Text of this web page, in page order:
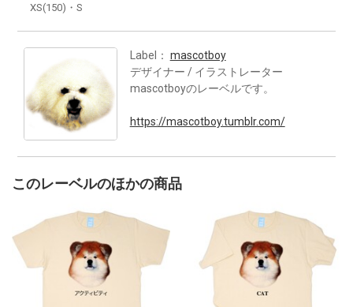
XS(150)・S
Label： mascotboy
デザイナー / イラストレーター
mascotboyのレーベルです。
https://mascotboy.tumblr.com/
このレーベルのほかの商品